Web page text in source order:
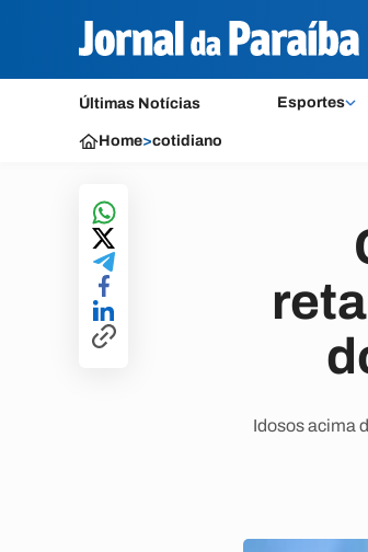
Últimas Notícias Esportes
Home>cotidiano
Idosos acima